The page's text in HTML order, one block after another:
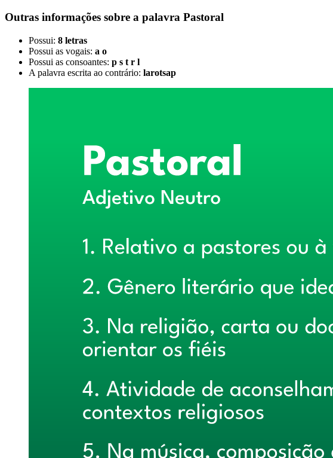
Outras informações sobre a palavra Pastoral
Possui: 8 letras
Possui as vogais: a o
Possui as consoantes: p s t r l
A palavra escrita ao contrário: larotsap